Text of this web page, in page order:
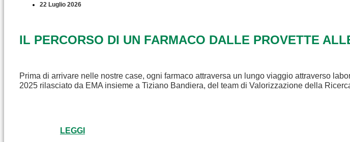
22 Luglio 2026
IL PERCORSO DI UN FARMACO DALLE PROVETTE
Prima di arrivare nelle nostre case, ogni farmaco attraversa un lungo viaggio attraverso
2025 rilasciato da EMA insieme a Tiziano Bandiera, del team di Valorizzazione della
LEGGI